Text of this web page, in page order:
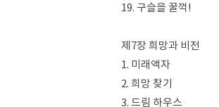
19. 구슬을 꿀꺽!
제7장 희망과 비전
1. 미래액자
2. 희망 찾기
3. 드림 하우스